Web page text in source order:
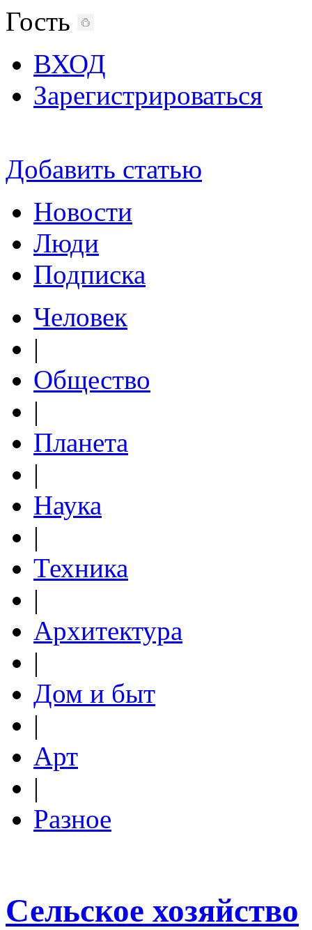
Гость
ВХОД
Зарегистрироваться
Добавить статью
Новости
Люди
Подписка
Человек
|
Общество
|
Планета
|
Наука
|
Техника
|
Архитектура
|
Дом и быт
|
Арт
|
Разное
Сельское хозяйство